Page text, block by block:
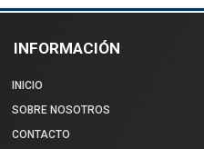
INFORMACIÓN
INICIO
SOBRE NOSOTROS
CONTACTO